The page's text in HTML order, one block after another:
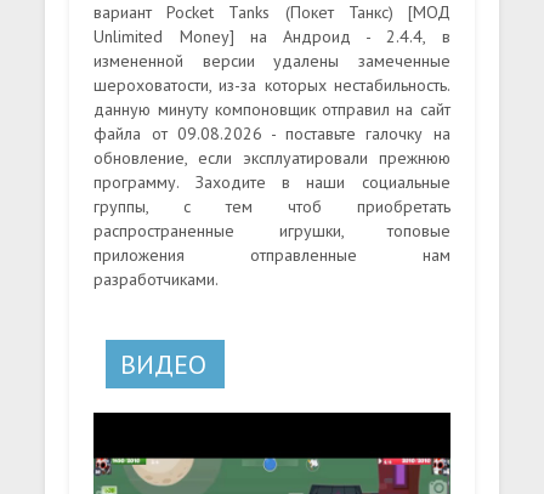
вариант Pocket Tanks (Покет Танкс) [МОД
Unlimited Money] на Андроид - 2.4.4, в
измененной версии удалены замеченные
шероховатости, из-за которых нестабильность.
данную минуту компоновщик отправил на сайт
файла от 09.08.2026 - поставьте галочку на
обновление, если эксплуатировали прежнюю
программу. Заходите в наши социальные
группы, с тем чтоб приобретать
распространенные игрушки, топовые
приложения отправленные нам
разработчиками.
ВИДЕО